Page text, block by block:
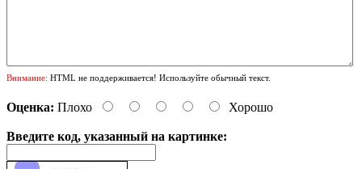
Внимание: HTML не поддерживается! Используйте обычный текст.
Оценка: Плохо Хорошо
Введите код, указанный на картинке: